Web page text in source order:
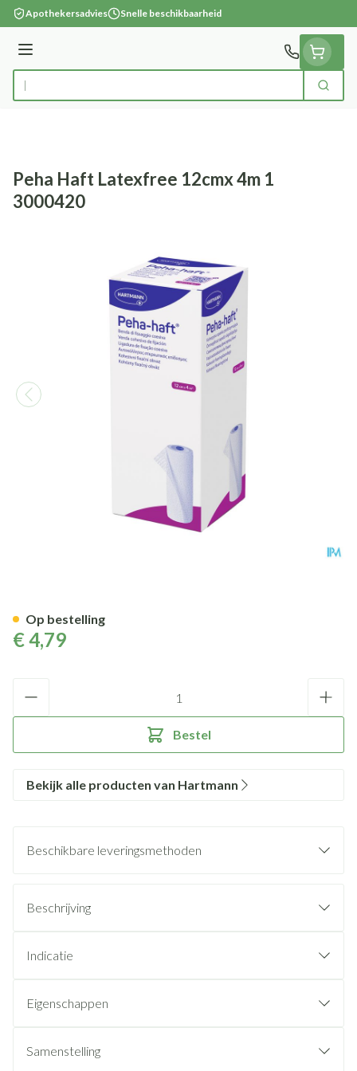
Ga naar de inhoud
Apothekersadvies Snelle beschikbaarheid
Menu
Product, merk, categorie... Zoek
Peha Haft Latexfree 12cmx 4m 1
3000420
€ 4,79
Bestel
Op bestelling
Bekijk alle producten van Hartmann
Beschikbare leveringsmethoden
Beschrijving
Indicatie
Eigenschappen
Samenstelling